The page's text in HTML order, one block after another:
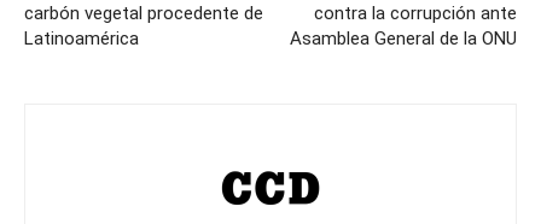
carbón vegetal procedente de
Latinoamérica
contra la corrupción ante
Asamblea General de la ONU